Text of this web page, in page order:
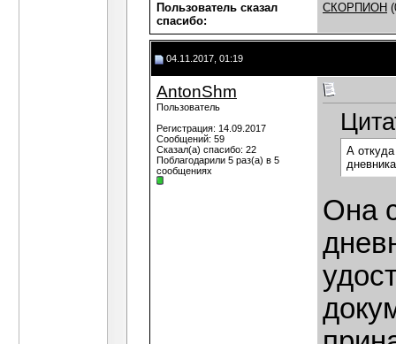
Пользователь сказал
cпасибо:
СКОРПИОН
04.11.2017, 01:19
AntonShm
Пользователь
Регистрация: 14.09.2017
Сообщений: 59
Сказал(а) спасибо: 22
Поблагодарили 5 раз(а) в 5
сообщениях
А
Она